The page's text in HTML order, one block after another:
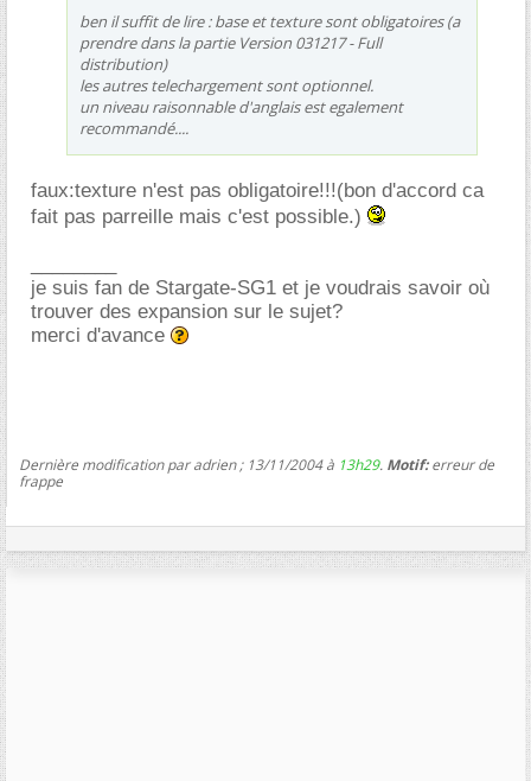
ben il suffit de lire : base et texture sont obligatoires (a
prendre dans la partie Version 031217 - Full
distribution)
les autres telechargement sont optionnel.
un niveau raisonnable d'anglais est egalement
recommandé....
faux:texture n'est pas obligatoire!!!(bon d'accord ca
fait pas parreille mais c'est possible.)
je suis fan de Stargate-SG1 et je voudrais savoir où
trouver des expansion sur le sujet?
merci d'avance
Dernière modification par adrien ; 13/11/2004 à 13h29. Motif:erreur de
frappe